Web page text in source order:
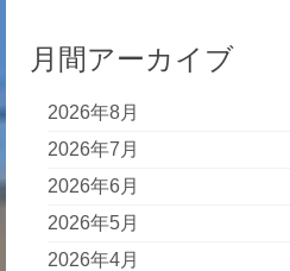
月間アーカイブ
2026年8月
2026年7月
2026年6月
2026年5月
2026年4月